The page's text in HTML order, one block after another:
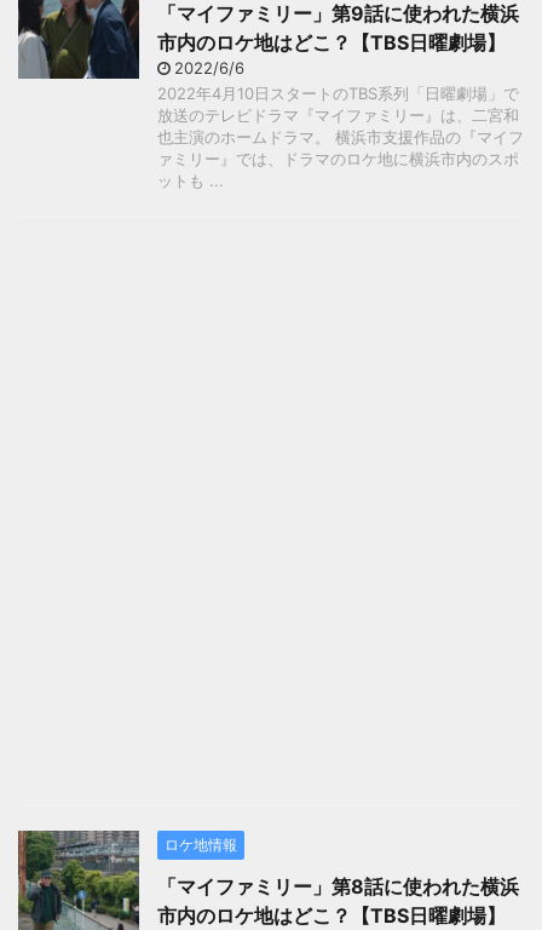
「マイファミリー」第9話に使われた横浜
市内のロケ地はどこ？【TBS日曜劇場】
2022/6/6
2022年4月10日スタートのTBS系列「日曜劇場」で
放送のテレビドラマ『マイファミリー』は、二宮和
也主演のホームドラマ。 横浜市支援作品の『マイフ
ァミリー』では、ドラマのロケ地に横浜市内のスポ
ットも ...
ロケ地情報
「マイファミリー」第8話に使われた横浜
市内のロケ地はどこ？【TBS日曜劇場】